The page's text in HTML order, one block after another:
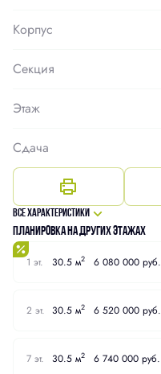
Корпус
Секция
Этаж
Сдача
Все характеристики
Планировка на других этажах
1 эт. 30.5 м2 6 080 000 руб.
2 эт. 30.5 м2 6 520 000 руб.
7 эт. 30.5 м2 6 740 000 руб.